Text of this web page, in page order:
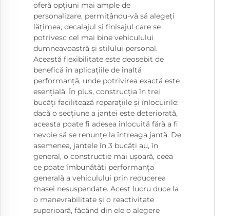
oferă opțiuni mai ample de
personalizare, permițându-vă să alegeți
lățimea, decalajul și finisajul care se
potrivesc cel mai bine vehiculului
dumneavoastră și stilului personal.
Această flexibilitate este deosebit de
benefică în aplicațiile de înaltă
performanță, unde potrivirea exactă este
esențială. În plus, construcția în trei
bucăți facilitează reparațiile și înlocuirile:
dacă o secțiune a jantei este deteriorată,
aceasta poate fi adesea înlocuită fără a fi
nevoie să se renunțe la întreaga jantă. De
asemenea, jantele în 3 bucăți au, în
general, o construcție mai ușoară, ceea
ce poate îmbunătăți performanța
generală a vehiculului prin reducerea
masei nesuspendate. Acest lucru duce la
o manevrabilitate și o reactivitate
superioară, făcând din ele o alegere